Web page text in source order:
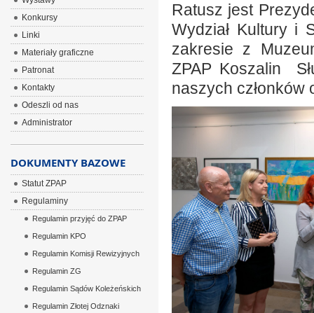
Ratusz jest
Wydział Kultury i
zakresie z
ZPAP Koszalin
naszych
Konkursy
Linki
Materiały graficzne
Patronat
Kontakty
Odeszli od nas
Administrator
DOKUMENTY BAZOWE
Statut ZPAP
Regulaminy
Regulamin przyjęć do ZPAP
Regulamin KPO
Regulamin Komisji Rewizyjnych
Regulamin ZG
Regulamin Sądów Koleżeńskich
Regulamin Złotej Odznaki